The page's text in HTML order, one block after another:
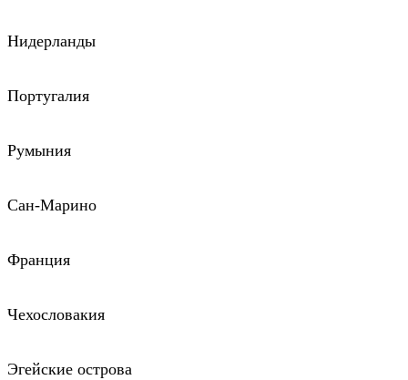
Нидерланды
Португалия
Румыния
Сан-Марино
Франция
Чехословакия
Эгейские острова